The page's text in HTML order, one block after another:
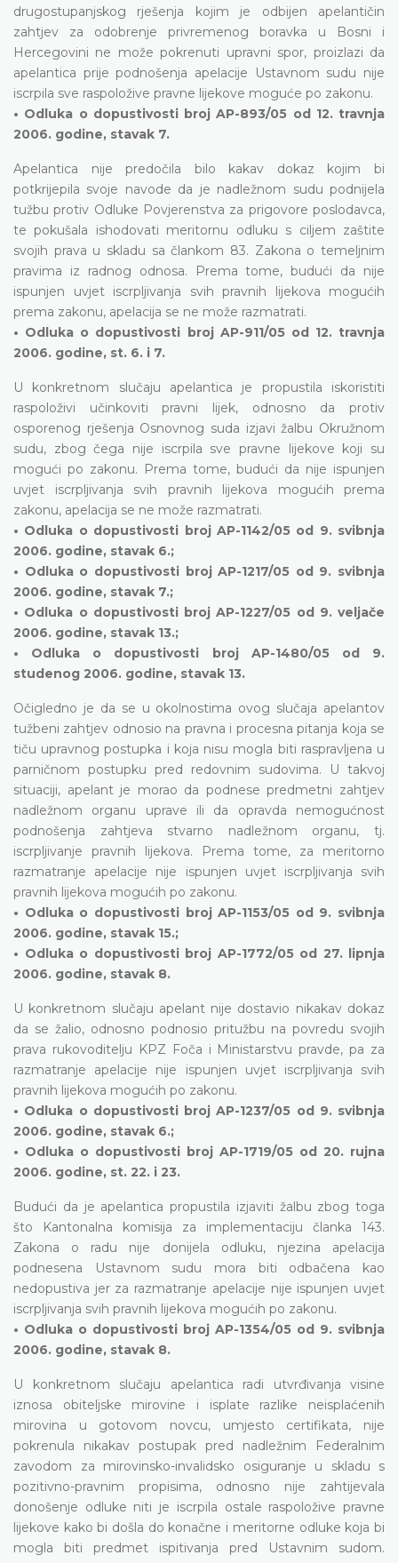
drugostupanjskog rješenja kojim je odbijen apelantičin
zahtjev za odobrenje privremenog boravka u Bosni i
Hercegovini ne može pokrenuti upravni spor, proizlazi da
apelantica prije podnošenja apelacije Ustavnom sudu nije
iscrpila sve raspoložive pravne lijekove moguće po zakonu.
• Odluka o dopustivosti broj AP-893/05 od 12. travnja
2006. godine, stavak 7.
Apelantica nije predočila bilo kakav dokaz kojim bi
potkrijepila svoje navode da je nadležnom sudu podnijela
tužbu protiv Odluke Povjerenstva za prigovore poslodavca,
te pokušala ishodovati meritornu odluku s ciljem zaštite
svojih prava u skladu sa člankom 83. Zakona o temeljnim
pravima iz radnog odnosa. Prema tome, budući da nije
ispunjen uvjet iscrpljivanja svih pravnih lijekova mogućih
prema zakonu, apelacija se ne može razmatrati.
• Odluka o dopustivosti broj AP-911/05 od 12. travnja
2006. godine, st. 6. i 7.
U konkretnom slučaju apelantica je propustila iskoristiti
raspoloživi učinkoviti pravni lijek, odnosno da protiv
osporenog rješenja Osnovnog suda izjavi žalbu Okružnom
sudu, zbog čega nije iscrpila sve pravne lijekove koji su
mogući po zakonu. Prema tome, budući da nije ispunjen
uvjet iscrpljivanja svih pravnih lijekova mogućih prema
zakonu, apelacija se ne može razmatrati.
• Odluka o dopustivosti broj AP-1142/05 od 9. svibnja
2006. godine, stavak 6.;
• Odluka o dopustivosti broj AP-1217/05 od 9. svibnja
2006. godine, stavak 7.;
• Odluka o dopustivosti broj AP-1227/05 od 9. veljače
2006. godine, stavak 13.;
• Odluka o dopustivosti broj AP-1480/05 od 9.
studenog 2006. godine, stavak 13.
Očigledno je da se u okolnostima ovog slučaja apelantov
tužbeni zahtjev odnosio na pravna i procesna pitanja koja se
tiču upravnog postupka i koja nisu mogla biti raspravljena u
parničnom postupku pred redovnim sudovima. U takvoj
situaciji, apelant je morao da podnese predmetni zahtjev
nadležnom organu uprave ili da opravda nemogućnost
podnošenja zahtjeva stvarno nadležnom organu, tj.
iscrpljivanje pravnih lijekova. Prema tome, za meritorno
razmatranje apelacije nije ispunjen uvjet iscrpljivanja svih
pravnih lijekova mogućih po zakonu.
• Odluka o dopustivosti broj AP-1153/05 od 9. svibnja
2006. godine, stavak 15.;
• Odluka o dopustivosti broj AP-1772/05 od 27. lipnja
2006. godine, stavak 8.
U konkretnom slučaju apelant nije dostavio nikakav dokaz
da se žalio, odnosno podnosio pritužbu na povredu svojih
prava rukovoditelju KPZ Foča i Ministarstvu pravde, pa za
razmatranje apelacije nije ispunjen uvjet iscrpljivanja svih
pravnih lijekova mogućih po zakonu.
• Odluka o dopustivosti broj AP-1237/05 od 9. svibnja
2006. godine, stavak 6.;
• Odluka o dopustivosti broj AP-1719/05 od 20. rujna
2006. godine, st. 22. i 23.
Budući da je apelantica propustila izjaviti žalbu zbog toga
što Kantonalna komisija za implementaciju članka 143.
Zakona o radu nije donijela odluku, njezina apelacija
podnesena Ustavnom sudu mora biti odbačena kao
nedopustiva jer za razmatranje apelacije nije ispunjen uvjet
iscrpljivanja svih pravnih lijekova mogućih po zakonu.
• Odluka o dopustivosti broj AP-1354/05 od 9. svibnja
2006. godine, stavak 8.
U konkretnom slučaju apelantica radi utvrđivanja visine
iznosa obiteljske mirovine i isplate razlike neisplaćenih
mirovina u gotovom novcu, umjesto certifikata, nije
pokrenula nikakav postupak pred nadležnim Federalnim
zavodom za mirovinsko-invalidsko osiguranje u skladu s
pozitivno-pravnim propisima, odnosno nije zahtijevala
donošenje odluke niti je iscrpila ostale raspoložive pravne
lijekove kako bi došla do konačne i meritorne odluke koja bi
mogla biti predmet ispitivanja pred Ustavnim sudom.